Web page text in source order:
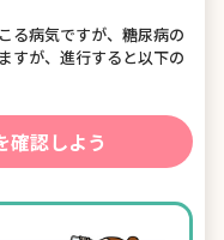
る病気ですが、糖尿病の
すが、進行すると以下の
確認しよう